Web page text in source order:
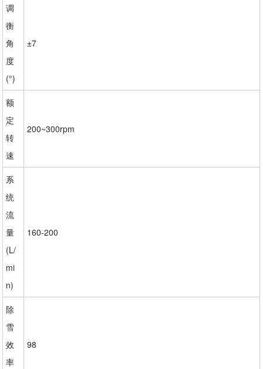
调
衡
角
度
(°)
±7
额
定
转
速
200~300rpm
系
统
流
量
(L/
mi
n)
160-200
除
雪
效
率
98